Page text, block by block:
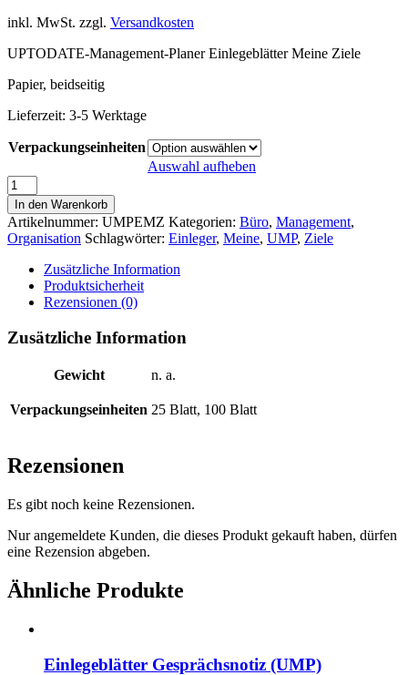
inkl. MwSt. zzgl. Versandkosten
UPTODATE-Management-Planer Einlegeblätter Meine Ziele
Papier, beidseitig
Lieferzeit: 3-5 Werktage
Verpackungseinheiten
Auswahl aufheben
Einlegeblätter
Meine
Ziele
(UMP)
Menge
In den Warenkorb
Artikelnummer: UMPEMZ Kategorien: Büro, Management,
Organisation Schlagwörter: Einleger, Meine, UMP, Ziele
Zusätzliche Information
Produktsicherheit
Rezensionen (0)
Zusätzliche Information
Gewicht n. a.
Verpackungseinheiten 25 Blatt, 100 Blatt
Rezensionen
Es gibt noch keine Rezensionen.
Nur angemeldete Kunden, die dieses Produkt gekauft haben, dürfen
eine Rezension abgeben.
Ähnliche Produkte
Einlegeblätter Gesprächsnotiz (UMP)